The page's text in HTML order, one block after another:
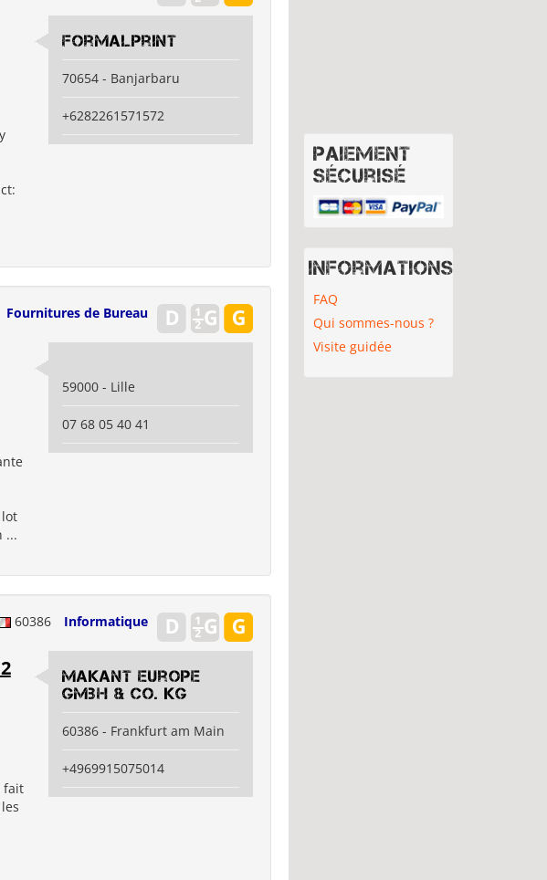
Formalprint
70654 - Banjarbaru
+6282261571572
Fournitures de Bureau
...
59000 - Lille
07 68 05 40 41
60386 Informatique
fait
MaKant Europe
GmbH & Co. KG
60386 - Frankfurt am Main
+4969915075014
Paiement
sécurisé
Informations
FAQ
Qui sommes-nous ?
Visite guidée